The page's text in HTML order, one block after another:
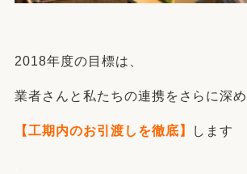
2018年度の目標は、
業者さんと私たちの連携をさらに深
【工期内のお引渡しを徹底】 します